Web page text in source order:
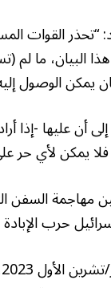
القوات
هذا البيان،
الوصول إليه
إلى أن عليها -
يمكن لأي حر
مهاجمة السفن
حرب